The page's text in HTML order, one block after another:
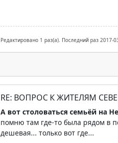
Редактировано 1 раз(а). Последний раз
RE: ВОПРОС К ЖИТЕЛЯМ
А вот столоваться семьёй на
помню там где-то была рядом в
дешевая... только вот где...